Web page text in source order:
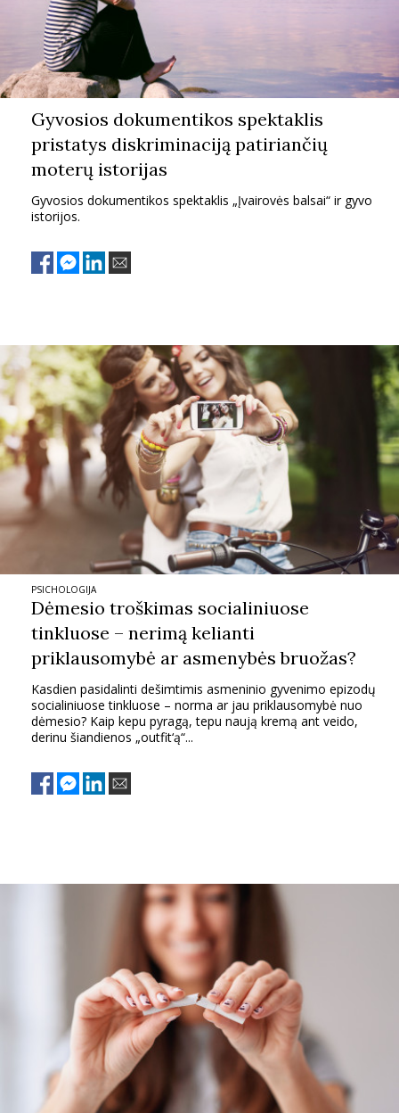
Gyvosios dokumentikos spektaklis
pristatys diskriminaciją patiriančių
moterų istorijas
Gyvosios dokumentikos spektaklis „Įvairovės balsai“ ir gyvo
istorijos.
PSICHOLOGIJA
Dėmesio troškimas socialiniuose
tinkluose – nerimą kelianti
priklausomybė ar asmenybės bruožas?
Kasdien pasidalinti dešimtimis asmeninio gyvenimo epizodų
socialiniuose tinkluose – norma ar jau priklausomybė nuo
dėmesio? Kaip kepu pyragą, tepu naują kremą ant veido,
derinu šiandienos „outfit‘ą“...